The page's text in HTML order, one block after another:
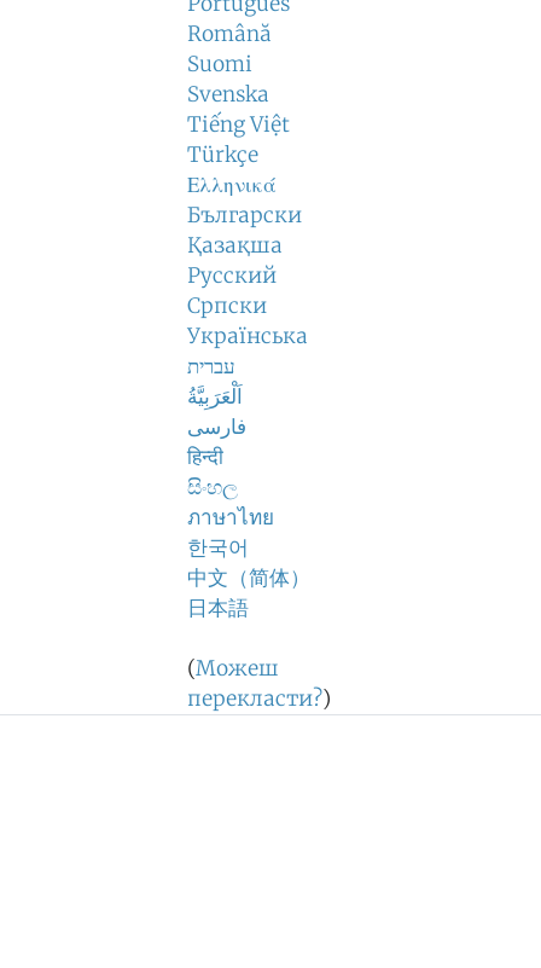
Română
Suomi
Svenska
Tiếng Việt
Türkçe
Ελληνικά
Български
Қазақша
Русский
Српски
Українська
עברית
اَلْعَرَبِيَّةُ
فارسی
हिन्दी
සිංහල
ภาษาไทย
한국어
中文（简体）
日本語
(Можеш
перекласти?)